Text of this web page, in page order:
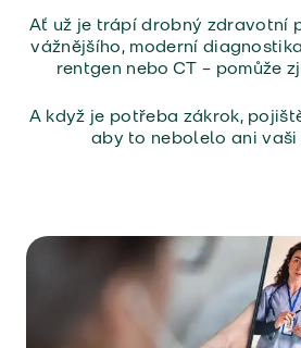
Ať už je trápí drobný zdravotní
vážnějšího, moderní
rentgen nebo CT – pomůže
A když je potřeba zákrok,
aby to nebolelo ani vaši